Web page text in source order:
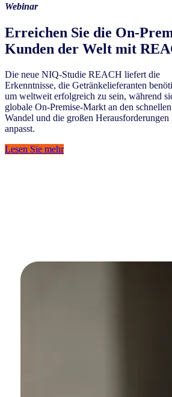
Webinar
Erreichen Sie die On-
Kunden der Welt mit
Die neue NIQ-Studie REACH liefert die
Erkenntnisse, die Getränkelieferanten
um weltweit erfolgreich zu sein, während
globale On-Premise-Markt an den schnellen
Wandel und die großen Herausforderungen
anpasst.
Lesen Sie mehr